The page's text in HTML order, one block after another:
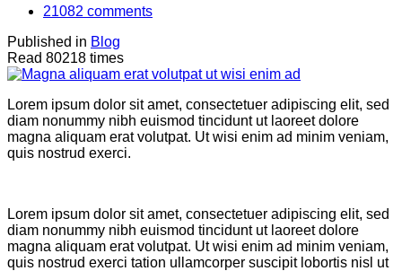
21082 comments
Published in Blog
Read 80218 times
Lorem ipsum dolor sit amet, consectetuer adipiscing elit, sed
diam nonummy nibh euismod tincidunt ut laoreet dolore
magna aliquam erat volutpat. Ut wisi enim ad minim veniam,
quis nostrud exerci.
Lorem ipsum dolor sit amet, consectetuer adipiscing elit, sed
diam nonummy nibh euismod tincidunt ut laoreet dolore
magna aliquam erat volutpat. Ut wisi enim ad minim veniam,
quis nostrud exerci tation ullamcorper suscipit lobortis nisl ut